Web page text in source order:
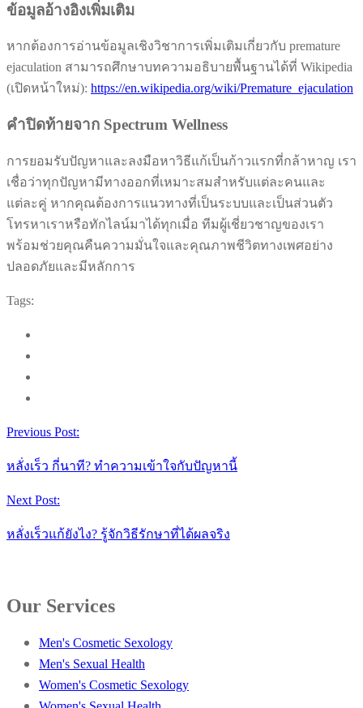
ข้อมูลอ้างอิงเพิ่มเติม
หากต้องการอ่านข้อมูลเชิงวิชาการเพิ่มเติมเกี่ยวกับ premature
ejaculation สามารถศึกษาบทความอธิบายพื้นฐานได้ที่ Wikipedia
(เปิดหน้าใหม่): https://en.wikipedia.org/wiki/Premature_ejaculation
คำปิดท้ายจาก Spectrum Wellness
การยอมรับปัญหาและลงมือหาวิธีแก้เป็นก้าวแรกที่กล้าหาญ เรา
เชื่อว่าทุกปัญหามีทางออกที่เหมาะสมสำหรับแต่ละคนและ
แต่ละคู่ หากคุณต้องการแนวทางที่เป็นระบบและเป็นส่วนตัว
โทรหาเราหรือทักไลน์มาได้ทุกเมื่อ ทีมผู้เชี่ยวชาญของเรา
พร้อมช่วยคุณคืนความมั่นใจและคุณภาพชีวิตทางเพศอย่าง
ปลอดภัยและมีหลักการ
Tags:
Previous Post:
หลั่งเร็ว กี่นาที? ทำความเข้าใจกับปัญหานี้
Next Post:
หลั่งเร็วแก้ยังไง? รู้จักวิธีรักษาที่ได้ผลจริง
Our Services
Men's Cosmetic Sexology
Men's Sexual Health
Women's Cosmetic Sexology